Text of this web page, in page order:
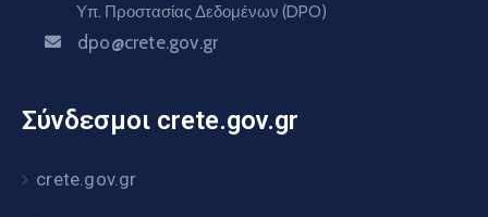
Υπ. Προστασίας Δεδομένων (DPO)
dpo@crete.gov.gr
Σύνδεσμοι crete.gov.gr
crete.gov.gr